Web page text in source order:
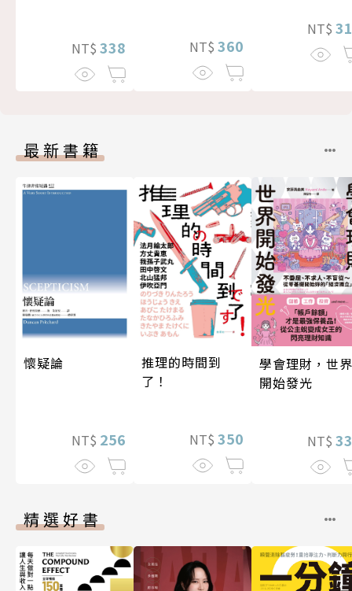
NT$ 338 NT$ 360
NT$
最新書籍
懷疑論
NT$ 256
推理的時間到
了！
NT$ 350
學會理財，世界
開始發光
NT$
精選好書